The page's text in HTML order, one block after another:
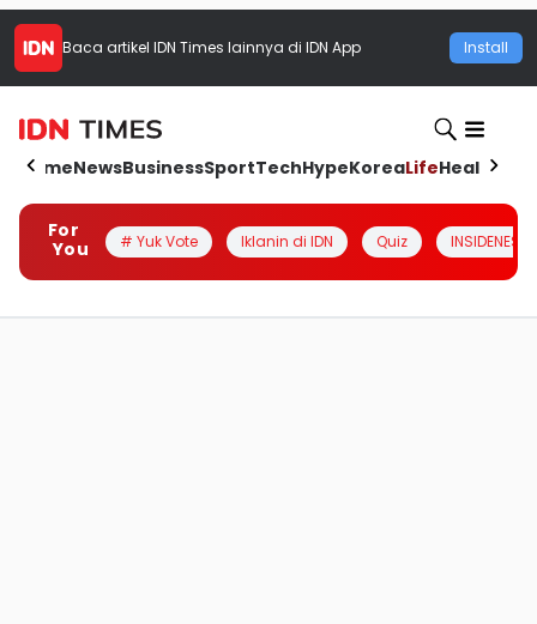
Baca artikel IDN Times lainnya di IDN App Install
HomeNewsBusinessSportTechHypeKoreaLifeHealth
For
You
# Yuk Vote Iklanin di IDN Quiz INSIDENESIA